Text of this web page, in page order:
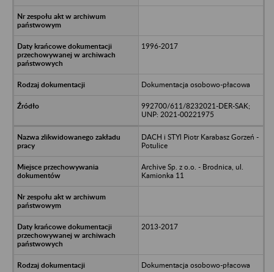
1996-2017
Dokumentacja osobowo-płacowa
992700/611/8232021-DER-SAK;
UNP: 2021-00221975
DACH i STYl Piotr Karabasz Gorzeń -
Potulice
Archive Sp. z o.o. - Brodnica, ul.
Kamionka 11
2013-2017
Dokumentacja osobowo-płacowa